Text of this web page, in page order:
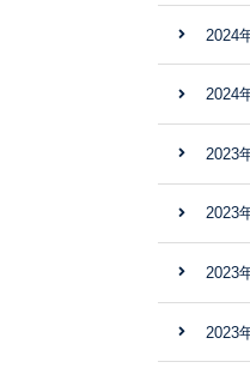
2024
2024
2023
2023
2023
2023